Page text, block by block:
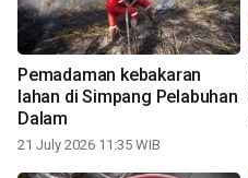
Pemadaman kebakaran
lahan di Simpang Pelabuhan
Dalam
21 July 2026 11:35 WIB